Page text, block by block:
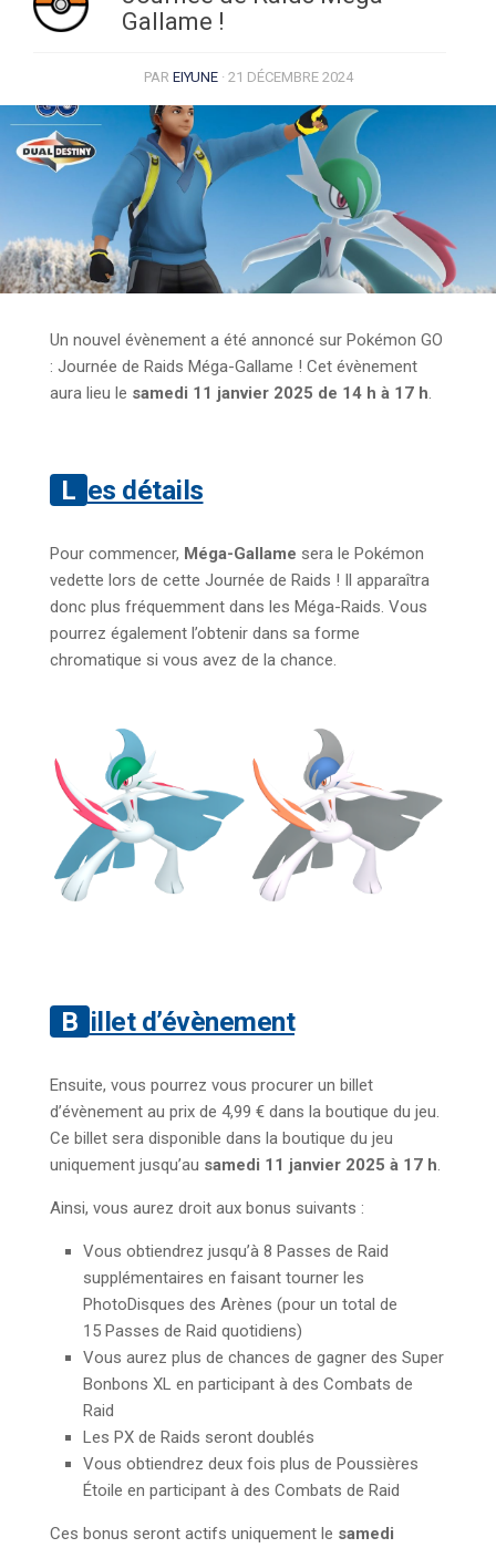
Gallame !
PAR EIYUNE · 21 DÉCEMBRE 2024
Un nouvel évènement a été annoncé sur Pokémon GO
: Journée de Raids Méga-Gallame ! Cet évènement
aura lieu le samedi 11 janvier 2025 de 14 h à 17 h.
Les détails
Pour commencer, Méga-Gallame sera le Pokémon
vedette lors de cette Journée de Raids ! Il apparaîtra
donc plus fréquemment dans les Méga-Raids. Vous
pourrez également l’obtenir dans sa forme
chromatique si vous avez de la chance.
Billet d’évènement
Ensuite, vous pourrez vous procurer un billet
d’évènement au prix de 4,99 € dans la boutique du jeu.
Ce billet sera disponible dans la boutique du jeu
uniquement jusqu’au samedi 11 janvier 2025 à 17 h.
Ainsi, vous aurez droit aux bonus suivants :
Vous obtiendrez jusqu’à 8 Passes de Raid
supplémentaires en faisant tourner les
PhotoDisques des Arènes (pour un total de
15 Passes de Raid quotidiens)
Vous aurez plus de chances de gagner des Super
Bonbons XL en participant à des Combats de
Raid
Les PX de Raids seront doublés
Vous obtiendrez deux fois plus de Poussières
Étoile en participant à des Combats de Raid
Ces bonus seront actifs uniquement le samedi